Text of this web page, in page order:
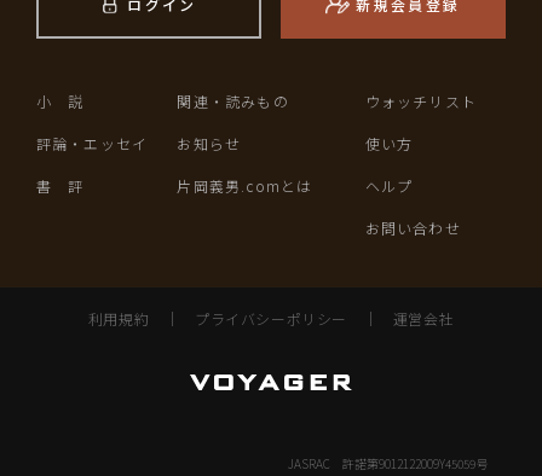
ログイン 新規会員登録
小 説
評論・エッセイ
書 評
関連・読みもの
お知らせ
片岡義男.comとは
ウォッチリスト
使い方
ヘルプ
お問い合わせ
利用規約 ｜ プライバシーポリシー ｜ 運営会社
JASRAC 許諾第9012122009Y45059号